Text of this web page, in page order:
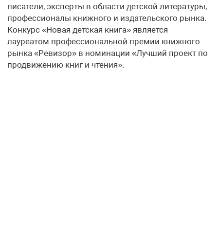
писатели, эксперты в области детской литературы,
профессионалы книжного и издательского рынка.
Конкурс «Новая детская книга» является
лауреатом профессиональной премии книжного
рынка «Ревизор» в номинации «Лучший проект по
продвижению книг и чтения».